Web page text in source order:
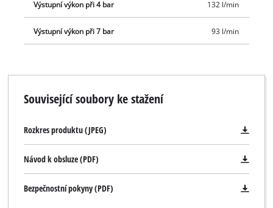
Výstupní výkon při 4 bar 132 l/min
Výstupní výkon při 7 bar 93 l/min
Související soubory ke stažení
Rozkres produktu (JPEG)
Návod k obsluze (PDF)
Bezpečnostní pokyny (PDF)